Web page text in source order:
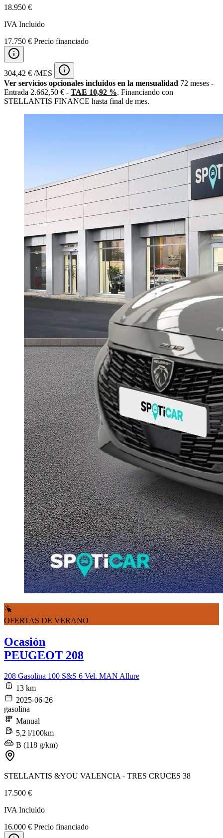
18.950 €
IVA Incluido
17.750 € Precio financiado
304,42 € /MES
Ver servicios opcionales incluidos en la mensualidad 72 meses -
Entrada 2.662,50 € - TAE 10,92 %. Financiando con
STELLANTIS FINANCE hasta final de mes.
OFERTAS DE VERANO
Ocasión
PEUGEOT 208
208 Gasolina 100 S&S 6 Vel. MAN Allure
13 km
2025-06-26
gasolina
Manual
5,2 l/100km
B (118 g/km)
STELLANTIS &YOU VALENCIA - TRES CRUCES 38
17.500 €
IVA Incluido
16.000 € Precio financiado